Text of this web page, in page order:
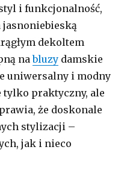
i funkcjonalność,
jasnoniebieską
dekoltem
nabluzy damskie
uniwersalny i modny
tylko praktyczny, ale
że doskonale
stylizacji –
jak i nieco